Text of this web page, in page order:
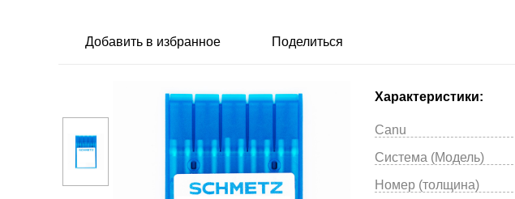
Характеристики:
Canu
Система (Модель)
Номер (толщина)